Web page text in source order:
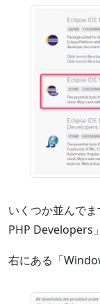
いくつか並んで
PHP Developers
右にある「